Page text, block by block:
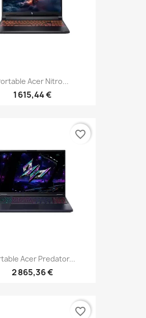
Acer Nitro...
1 615,44 €
Acer Predator...
2 865,36 €
favorite_border
favorite_border